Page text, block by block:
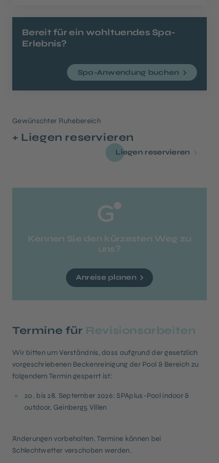
Bereit für ein wohltuendes Spa-
Erlebnis?
Spa-Anwendung buchen
Gewünschter Ruhebereich
+ Liegen reservieren
Liegen reservieren
Kennen Sie den kürzesten Weg zu
uns?
Anreise planen
Termine für Revisionsarbeiten
Wir bitten um Verständnis, dass aufgrund der gesetzlich
vorgeschriebenen Beckenreinigung der Pool & Bereich zu
folgendem Termin gesperrt ist:
20. bis 28. September 2026: SPAplus-Pool indoor &
outdoor, Geinberg5 Villen
Änderungen vorbehalten. Termine können bei
Schlechtwetter verschoben werden.